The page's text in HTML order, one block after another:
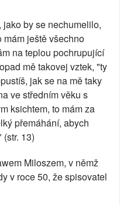
by se nechumelilo,
ještě všechno
na teplou pochrupující
mě takovej vztek, "ty
jak se na mě taky
ve středním věku s
ksichtem, to mám za
přemáhání, abych
13)
Miloszem, v němž
v roce 50, že spisovatel